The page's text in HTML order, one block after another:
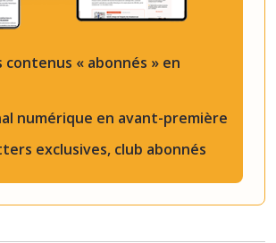
contenus « abonnés » en
numérique en avant-première
exclusives, club abonnés